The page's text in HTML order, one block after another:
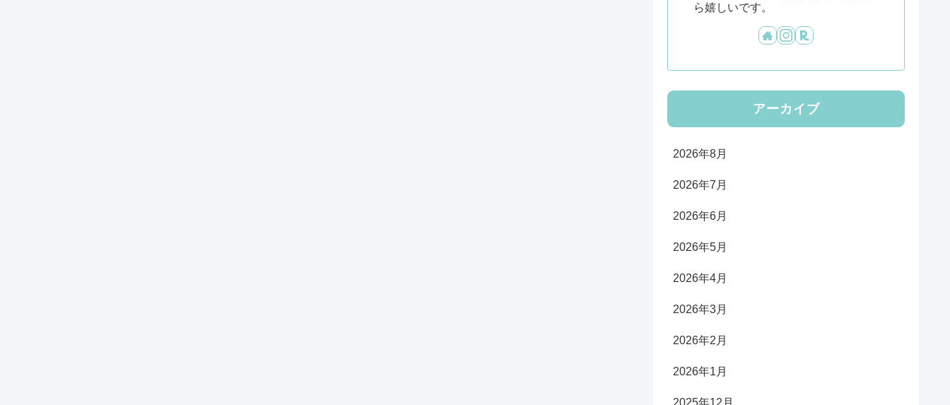
ら嬉しいです。
アーカイブ
2026年8月
2026年7月
2026年6月
2026年5月
2026年4月
2026年3月
2026年2月
2026年1月